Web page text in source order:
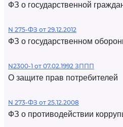
ФЗ о государственной
N 275-ФЗ от 29.12.2012
ФЗ о государственном
N2300-1 от 07.02.1992 ЗППП
О защите прав потребителей
N 273-ФЗ от 25.12.2008
ФЗ о противодействии